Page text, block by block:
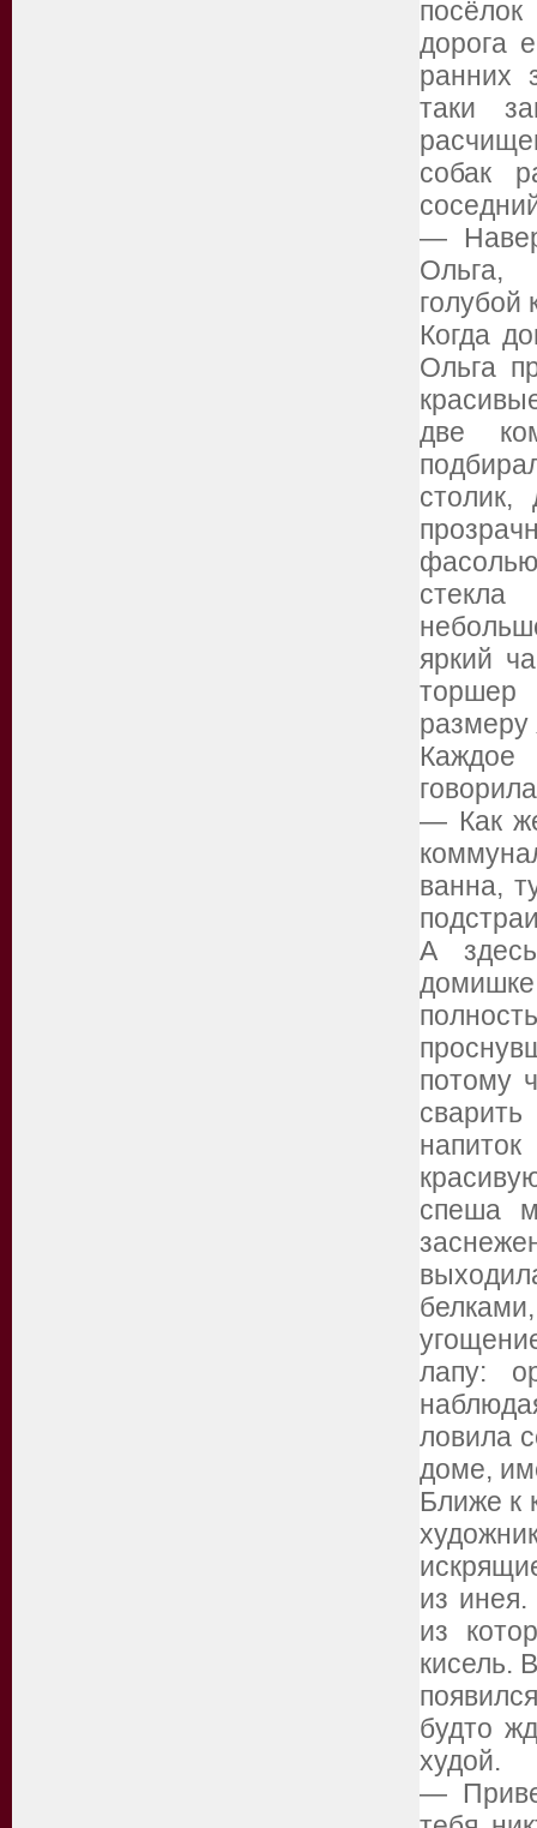
дорога
ранних
таки
собак
—
Ольга,
голубой
Когда
Ольга
две
столик,
яркий
торшер
размеру
— Как
ванна,
А
потому
спешa
лапу:
ловила
доме,
Ближе к
из инея.
из
кисель.
будто
худой.
—